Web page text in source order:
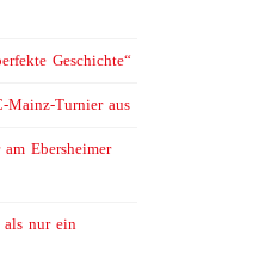
Geschichte“
Mainz-Turnier aus
Ebersheimer
nur ein